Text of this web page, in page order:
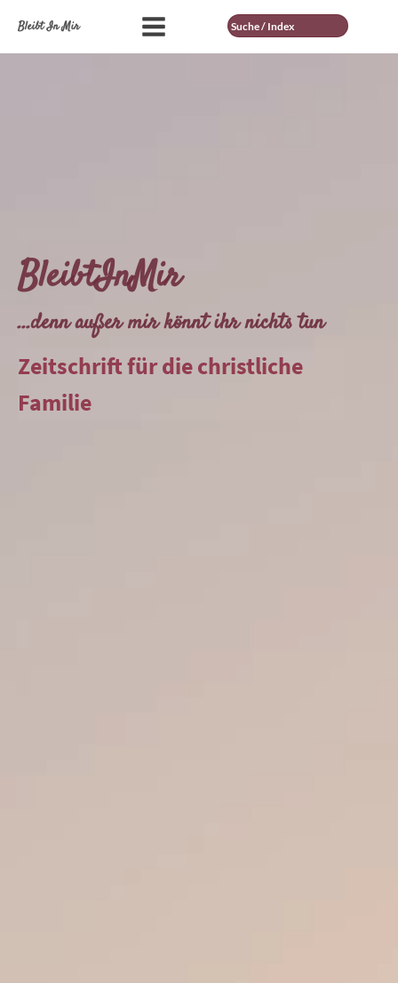
Bleibt In Mir Suche
BleibtInMir
...denn außer mir könnt ihr nichts tun
Zeitschrift für die christliche
Familie